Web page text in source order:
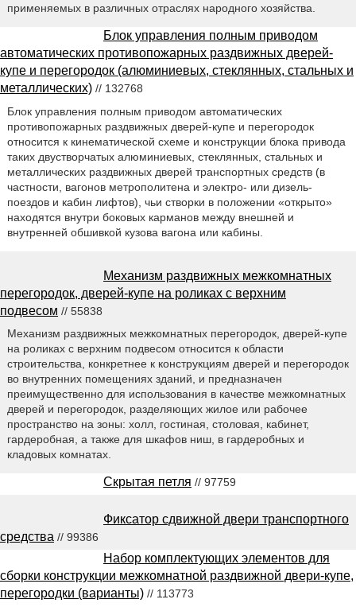
применяемых в различных отраслях народного хозяйства.
Блок управления полным приводом
автоматических противопожарных раздвижных дверей-
купе и перегородок (алюминиевых, стеклянных, стальных и
металлических) // 132768
Блок управления полным приводом автоматических
противопожарных раздвижных дверей-купе и перегородок
относится к кинематической схеме и конструкции блока привода
таких двустворчатых алюминиевых, стеклянных, стальных и
металлических раздвижных дверей транспортных средств (в
частности, вагонов метрополитена и электро- или дизель-
поездов и кабин лифтов), чьи створки в положении «открыто»
находятся внутри боковых карманов между внешней и
внутренней обшивкой кузова вагона или кабины.
Механизм раздвижных межкомнатных
перегородок, дверей-купе на роликах с верхним
подвесом // 55838
Механизм раздвижных межкомнатных перегородок, дверей-купе
на роликах с верхним подвесом относится к области
строительства, конкретнее к конструкциям дверей и перегородок
во внутренних помещениях зданий, и предназначен
преимущественно для использования в качестве межкомнатных
дверей и перегородок, разделяющих жилое или рабочее
пространство на зоны: холл, гостиная, столовая, кабинет,
гардеробная, а также для шкафов ниш, в гардеробных и
кладовых комнатах.
Скрытая петля // 97759
Фиксатор сдвижной двери транспортного
средства // 99386
Набор комплектующих элементов для
сборки конструкции межкомнатной раздвижной двери-купе,
перегородки (варианты) // 113773